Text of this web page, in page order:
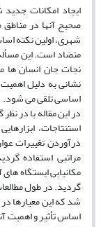
ایجاد امکانات
صحیح آنها در
شهری، اولین نکته
متضاد است. این
نجات جان انسان ‌ها
‌نشانی به دلیل
اساسی تلقی می ‌شود.
در این مقاله با در
استنتاجات،
درآوردن تغییرات
مراتبی استفاده
مکانیابی ایستگاه
گردید. در طول
شد که این معیارها در
اساس تأثیر و اهمیت